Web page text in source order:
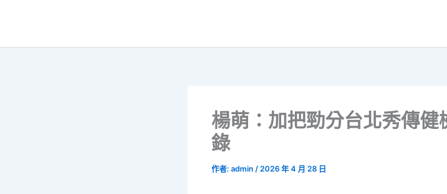
楊萌：加把勁分台北秀傳健
錄
作者: admin / 2026 年 4 月 28 日